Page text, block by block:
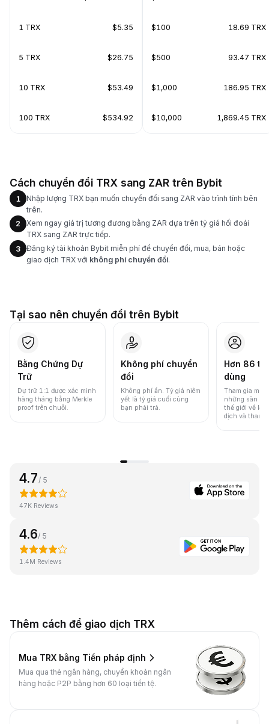
1 TRX $5.35
5 TRX $26.75
10 TRX $53.49
100 TRX $534.92
$100 18.69 TRX
$500 93.47 TRX
$1,000 186.95 TRX
$10,000 1,869.45 TRX
Cách chuyển đổi TRX sang ZAR trên Bybit
1
Nhập lượng TRX bạn muốn chuyển đổi sang ZAR vào trình tính bên
trên.
2
Xem ngay giá trị tương đương bằng ZAR dựa trên tỷ giá hối đoái
TRX sang ZAR trực tiếp.
3
Đăng ký tài khoản Bybit miễn phí để chuyển đổi, mua, bán hoặc
giao dịch TRX với không phí chuyển đổi.
Tại sao nên chuyển đổi trên Bybit
Bằng Chứng Dự
Trữ
Dự trữ 1:1 được xác minh
hàng tháng bằng Merkle
proof trên chuỗi.
Không phí chuyển
đổi
Không phí ẩn. Tỷ giá niêm
yết là tỷ giá cuối cùng
bạn phải trả.
Hơn 86
dùng
Tham gia một
những sàn
thế giới về
dịch và thanh
4.7 / 5
47K Reviews
4.6/ 5
1.4M Reviews
Thêm cách để giao dịch TRX
Mua TRX bằng Tiền pháp định
Mua qua thẻ ngân hàng, chuyển khoản ngân
hàng hoặc P2P bằng hơn 60 loại tiền tệ.